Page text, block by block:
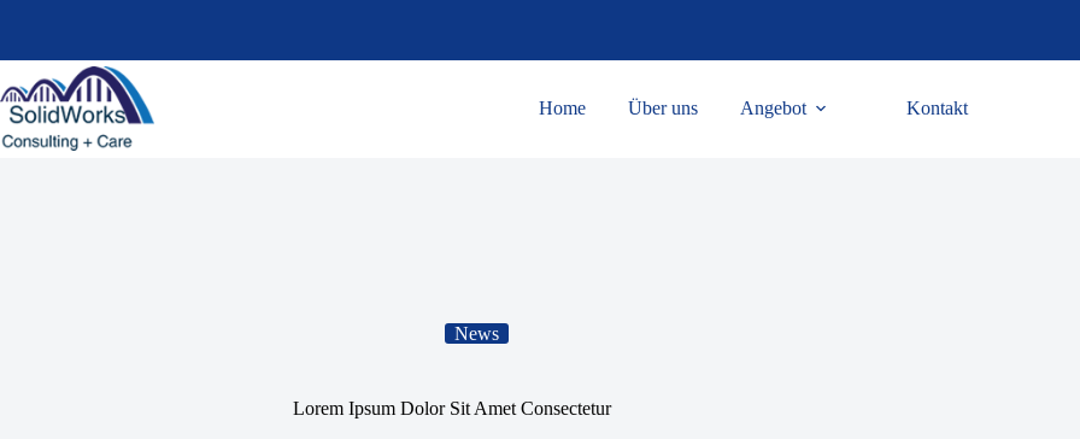
Home Über uns Angebot Kontakt
News
Lorem Ipsum Dolor Sit Amet Consectetur